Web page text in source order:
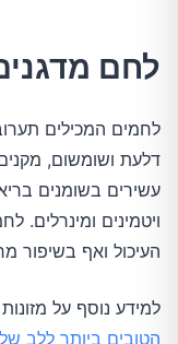
לחם
לחמים המכילים
דלעת ושומשום,
עשירים בשומנים
ויטמינים ומינרלים.
העיכול ואף בשיפור
למידע נוסף על
הטובים ביותר ללב